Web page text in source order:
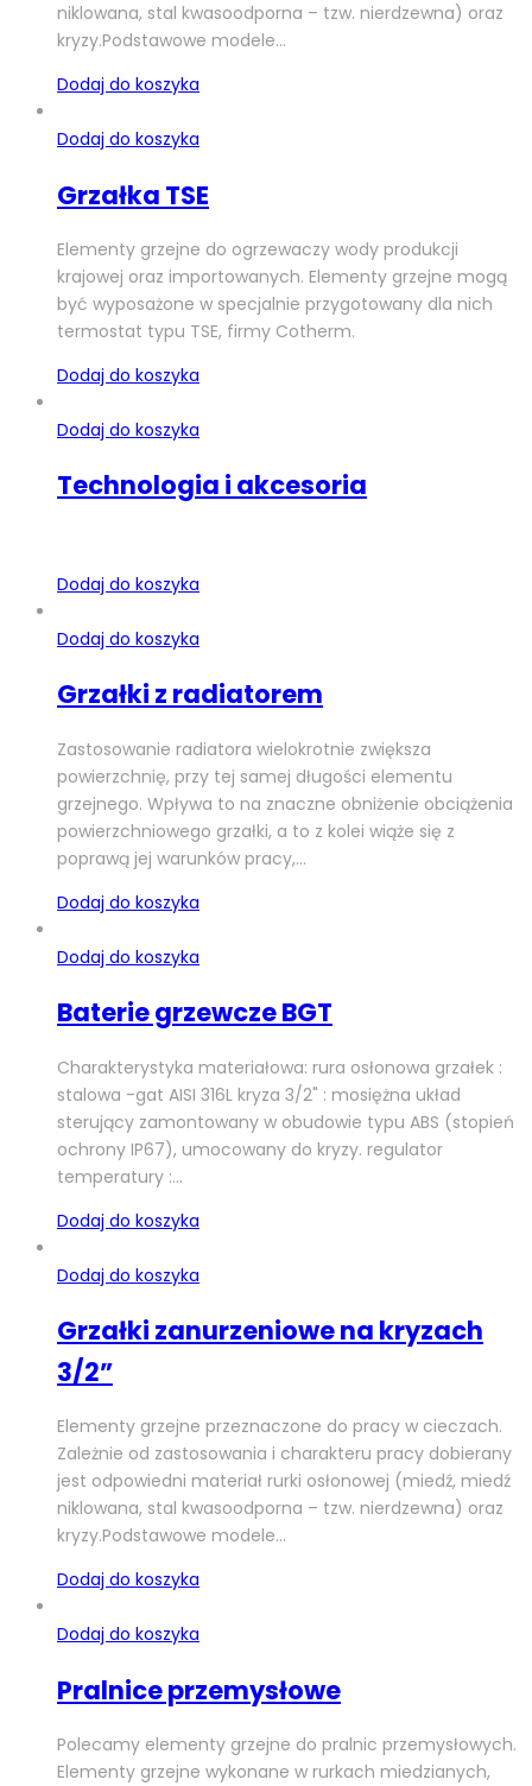
niklowana, stal kwasoodporna – tzw. nierdzewna) oraz
kryzy.Podstawowe modele…
Dodaj do koszyka
Dodaj do koszyka
Grzałka TSE
Elementy grzejne do ogrzewaczy wody produkcji
krajowej oraz importowanych. Elementy grzejne mogą
być wyposażone w specjalnie przygotowany dla nich
termostat typu TSE, firmy Cotherm.
Dodaj do koszyka
Dodaj do koszyka
Technologia i akcesoria
Dodaj do koszyka
Dodaj do koszyka
Grzałki z radiatorem
Zastosowanie radiatora wielokrotnie zwiększa
powierzchnię, przy tej samej długości elementu
grzejnego. Wpływa to na znaczne obniżenie obciążenia
powierzchniowego grzałki, a to z kolei wiąże się z
poprawą jej warunków pracy,…
Dodaj do koszyka
Dodaj do koszyka
Baterie grzewcze BGT
Charakterystyka materiałowa: rura osłonowa grzałek :
stalowa -gat AISI 316L kryza 3/2" : mosiężna układ
sterujący zamontowany w obudowie typu ABS (stopień
ochrony IP67), umocowany do kryzy. regulator
temperatury :…
Dodaj do koszyka
Dodaj do koszyka
Grzałki zanurzeniowe na kryzach
3/2”
Elementy grzejne przeznaczone do pracy w cieczach.
Zależnie od zastosowania i charakteru pracy dobierany
jest odpowiedni materiał rurki osłonowej (miedź, miedź
niklowana, stal kwasoodporna – tzw. nierdzewna) oraz
kryzy.Podstawowe modele…
Dodaj do koszyka
Dodaj do koszyka
Pralnice przemysłowe
Polecamy elementy grzejne do pralnic przemysłowych.
Elementy grzejne wykonane w rurkach miedzianych,